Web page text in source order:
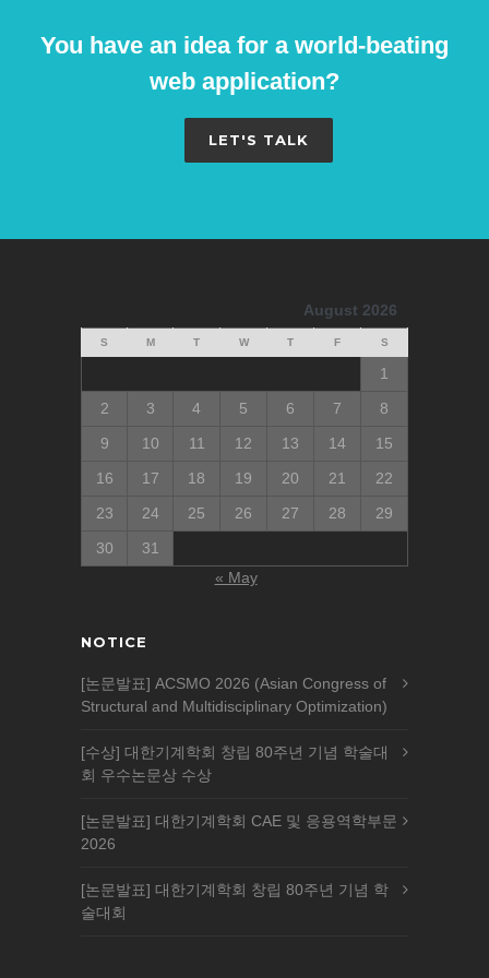
You have an idea for a world-beating
web application?
LET'S TALK
August 2026
S M T W T F S
1
2
3 4 5 6 7
8
9
10 11 12 13 14
15
16
17 18 19 20 21
22
23
24 25 26 27 28
29
30
31
« May
NOTICE
[논문발표] ACSMO 2026 (Asian Congress of
Structural and Multidisciplinary Optimization)
[수상] 대한기계학회 창립 80주년 기념 학술대
회 우수논문상 수상
[논문발표] 대한기계학회 CAE 및 응용역학부문
2026
[논문발표] 대한기계학회 창립 80주년 기념 학
술대회